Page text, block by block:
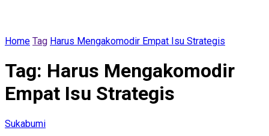
Home Tag Harus Mengakomodir Empat Isu Strategis
Tag: Harus Mengakomodir
Empat Isu Strategis
Sukabumi